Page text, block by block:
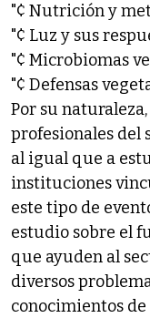
"¢ Nutrición y
"¢ Luz y sus
"¢ Microbiomas
"¢ Defensas
Por su
profesionales del
al igual que a
instituciones
este tipo de
estudio sobre el
que ayuden al
diversos
conocimientos